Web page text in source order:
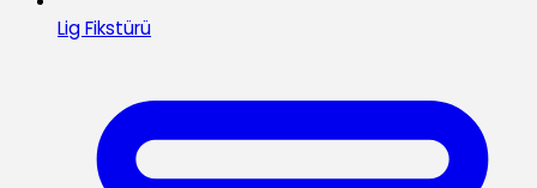
Lig Fikstürü